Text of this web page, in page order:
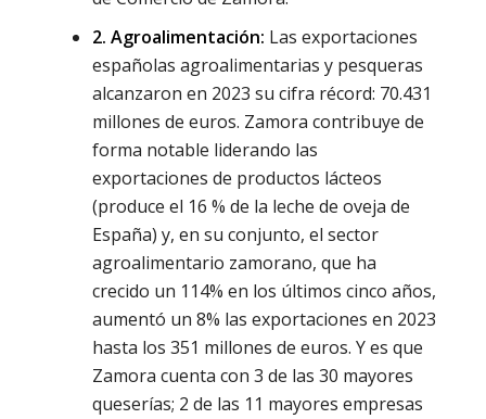
2. Agroalimentación: Las exportaciones
españolas agroalimentarias y pesqueras
alcanzaron en 2023 su cifra récord: 70.431
millones de euros. Zamora contribuye de
forma notable liderando las
exportaciones de productos lácteos
(produce el 16 % de la leche de oveja de
España) y, en su conjunto, el sector
agroalimentario zamorano, que ha
crecido un 114% en los últimos cinco años,
aumentó un 8% las exportaciones en 2023
hasta los 351 millones de euros. Y es que
Zamora cuenta con 3 de las 30 mayores
queserías; 2 de las 11 mayores empresas